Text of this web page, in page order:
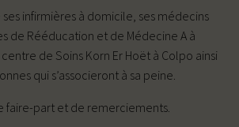
infirmières à domicile, ses médecins
de Rééducation et de Médecine A à
de Soins Korn Er Hoët à Colpo ainsi
qui s’associeront à sa peine.
faire-part et de remerciements.